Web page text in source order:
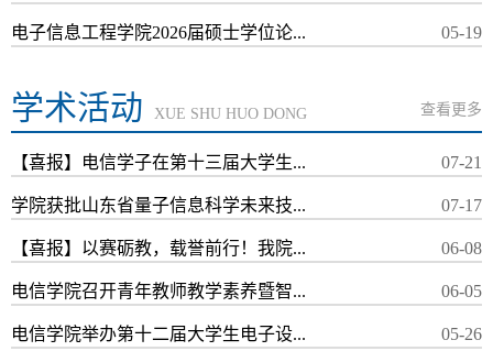
电子信息工程学院2026届硕士学位论... 05-19
学术活动 XUE SHU HUO DONG 查看更多
【喜报】电信学子在第十三届大学生... 07-21
学院获批山东省量子信息科学未来技... 07-17
【喜报】以赛砺教，载誉前行！我院... 06-08
电信学院召开青年教师教学素养暨智... 06-05
电信学院举办第十二届大学生电子设... 05-26